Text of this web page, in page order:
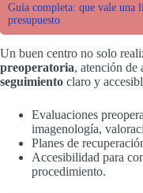
Guía completa: que vale
presupuesto
Un buen centro no solo
preoperatoria, atención de
seguimiento claro y
Evaluaciones
imagenología,
Planes de
Accesibilidad para
procedimiento.